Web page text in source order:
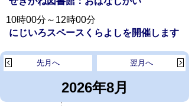
10時00分～12時00分
にじいろスペースくらよしを開催します
2026年8月
翌月へ
先月へ